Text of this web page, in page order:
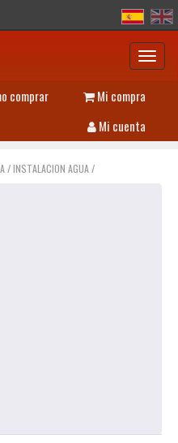
comprar
Mi compra
Mi cuenta
/INSTALACION AGUA/